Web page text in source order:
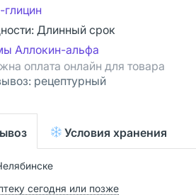
глицин
Длинный срок
Аллокин-альфа
оплата онлайн для товара
рецептурный
Условия хранения
сегодня или позже